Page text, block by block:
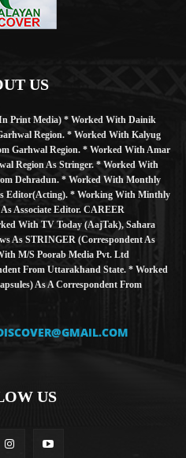
US
Print Media) * Worked With Dainik
Region. * Worked With Kalyug
Garhwal Region. * Worked With Amar
Region As Stringer. * Worked With
Dehradun. * Worked With Monthly
Editor(Acting). * Working With Minthly
Associate Editor. CAREER
With TV Today (AajTak), Sahara
As STRINGER (Correspondent As
M/S Poorab Media Pvt. Ltd
From Uttarakhand State. * Worked
As A Correspondent From
US